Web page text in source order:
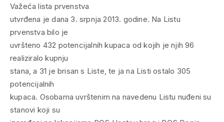
Važeća lista prvenstva
utvrđena je dana 3. srpnja 2013. godine. Na Listu
prvenstva bilo je
uvršteno 432 potencijalnih kupaca od kojih je njih 96
realiziralo kupnju
stana, a 31 je brisan s Liste, te ja na Listi ostalo 305
potencijalnih
kupaca. Osobama uvrštenim na navedenu Listu nuđeni su
stanovi koji su